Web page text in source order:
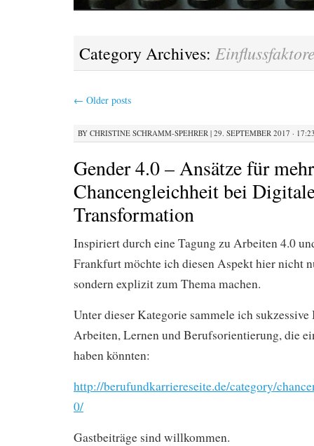
Category Archives:
← Older posts
BY CHRISTINE SCHRAMM-SPEHRER | 29. SEPTEMBER 2017 ·
Gender 4.0 – Ansätze für mehr
Chancengleichheit bei
Transformation
Inspiriert durch eine Tagung zu Arbeiten 4.0
Frankfurt möchte ich diesen Aspekt hier nicht
sondern explizit zum Thema machen.
Unter dieser Kategorie sammele ich
Arbeiten, Lernen und Berufsorientierung, die
haben könnten:
http://berufundkarriereseite.de/category/
0/
Gastbeiträge sind willkommen.